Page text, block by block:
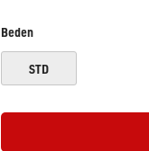
Beden
STD